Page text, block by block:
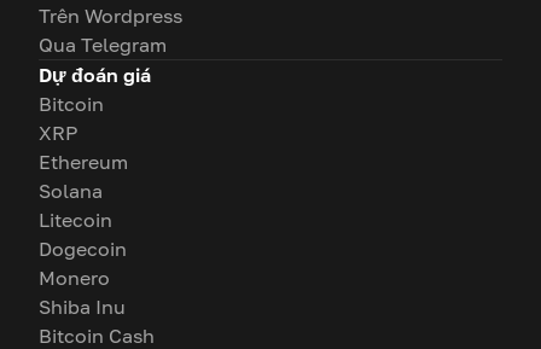
Trên Wordpress
Qua Telegram
Dự đoán giá
Bitcoin
XRP
Ethereum
Solana
Litecoin
Dogecoin
Monero
Shiba Inu
Bitcoin Cash